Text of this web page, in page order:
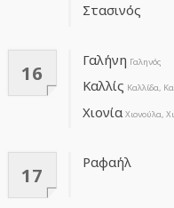
Στασινός
16
Γαλήνη Γαληνός
Καλλίς Καλλίδα,
Χιονία Χιονούλα,
17
Ραφαήλ